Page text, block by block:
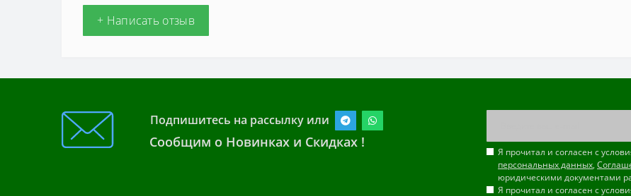
+ Написать отзыв
Подпишитесь на рассылку или
Сообщим о Новинках и Скидках !
Я прочитал и согласен с
персональных данных,
юридическими документами
Я прочитал и согласен с